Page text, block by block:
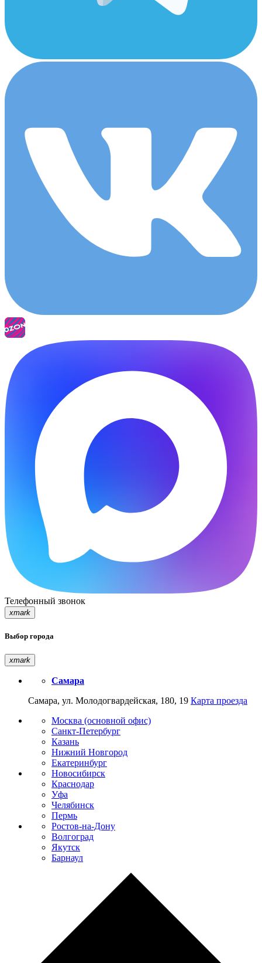
Телефонный звонок
xmark
Выбор города
xmark
Самара
Самара, ул. Молодогвардейская, 180, 19 Карта проезда
Москва (основной офис)
Санкт-Петербург
Казань
Нижний Новгород
Екатеринбург
Новосибирск
Краснодар
Уфа
Челябинск
Пермь
Ростов-на-Дону
Волгоград
Якутск
Барнаул